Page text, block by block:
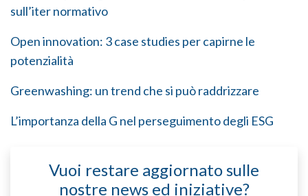
sull’iter normativo
Open innovation: 3 case studies per capirne le
potenzialità
Greenwashing: un trend che si può raddrizzare
L’importanza della G nel perseguimento degli ESG
Vuoi restare aggiornato sulle
nostre news ed iniziative?